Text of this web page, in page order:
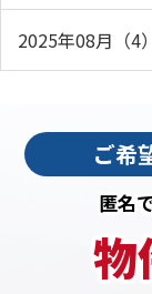
2025年08月（4）
ご希
匿名
物